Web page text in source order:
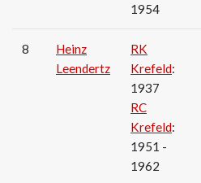
1954
8
Heinz
Leendertz
RK
Krefeld:
1937
RC
Krefeld:
1951 -
1962